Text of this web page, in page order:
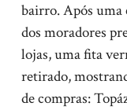
bairro. Após uma
dos moradores
lojas, uma fita
retirado,
de compras: